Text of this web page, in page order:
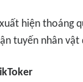
hiện thoáng
tuyến nhân